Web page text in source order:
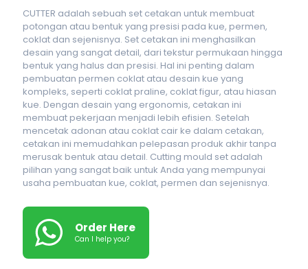
CUTTER adalah sebuah set cetakan untuk membuat
potongan atau bentuk yang presisi pada kue, permen,
coklat dan sejenisnya. Set cetakan ini menghasilkan
desain yang sangat detail, dari tekstur permukaan hingga
bentuk yang halus dan presisi. Hal ini penting dalam
pembuatan permen coklat atau desain kue yang
kompleks, seperti coklat praline, coklat figur, atau hiasan
kue. Dengan desain yang ergonomis, cetakan ini
membuat pekerjaan menjadi lebih efisien. Setelah
mencetak adonan atau coklat cair ke dalam cetakan,
cetakan ini memudahkan pelepasan produk akhir tanpa
merusak bentuk atau detail. Cutting mould set adalah
pilihan yang sangat baik untuk Anda yang mempunyai
usaha pembuatan kue, coklat, permen dan sejenisnya.
Order Here
Can I help you?